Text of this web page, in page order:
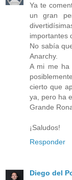
Ya te
un gran
importantes
No sabía
Anarchy.
A mi me ha
cierto que
ya, pero ha
Grande
¡Saludos!
Responder
Diego del